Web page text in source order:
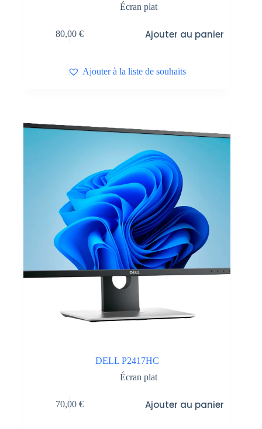
Écran plat
80,00 € Ajouter au panier
Ajouter à la liste de souhaits
DELL P2417HC
Écran plat
70,00 € Ajouter au panier